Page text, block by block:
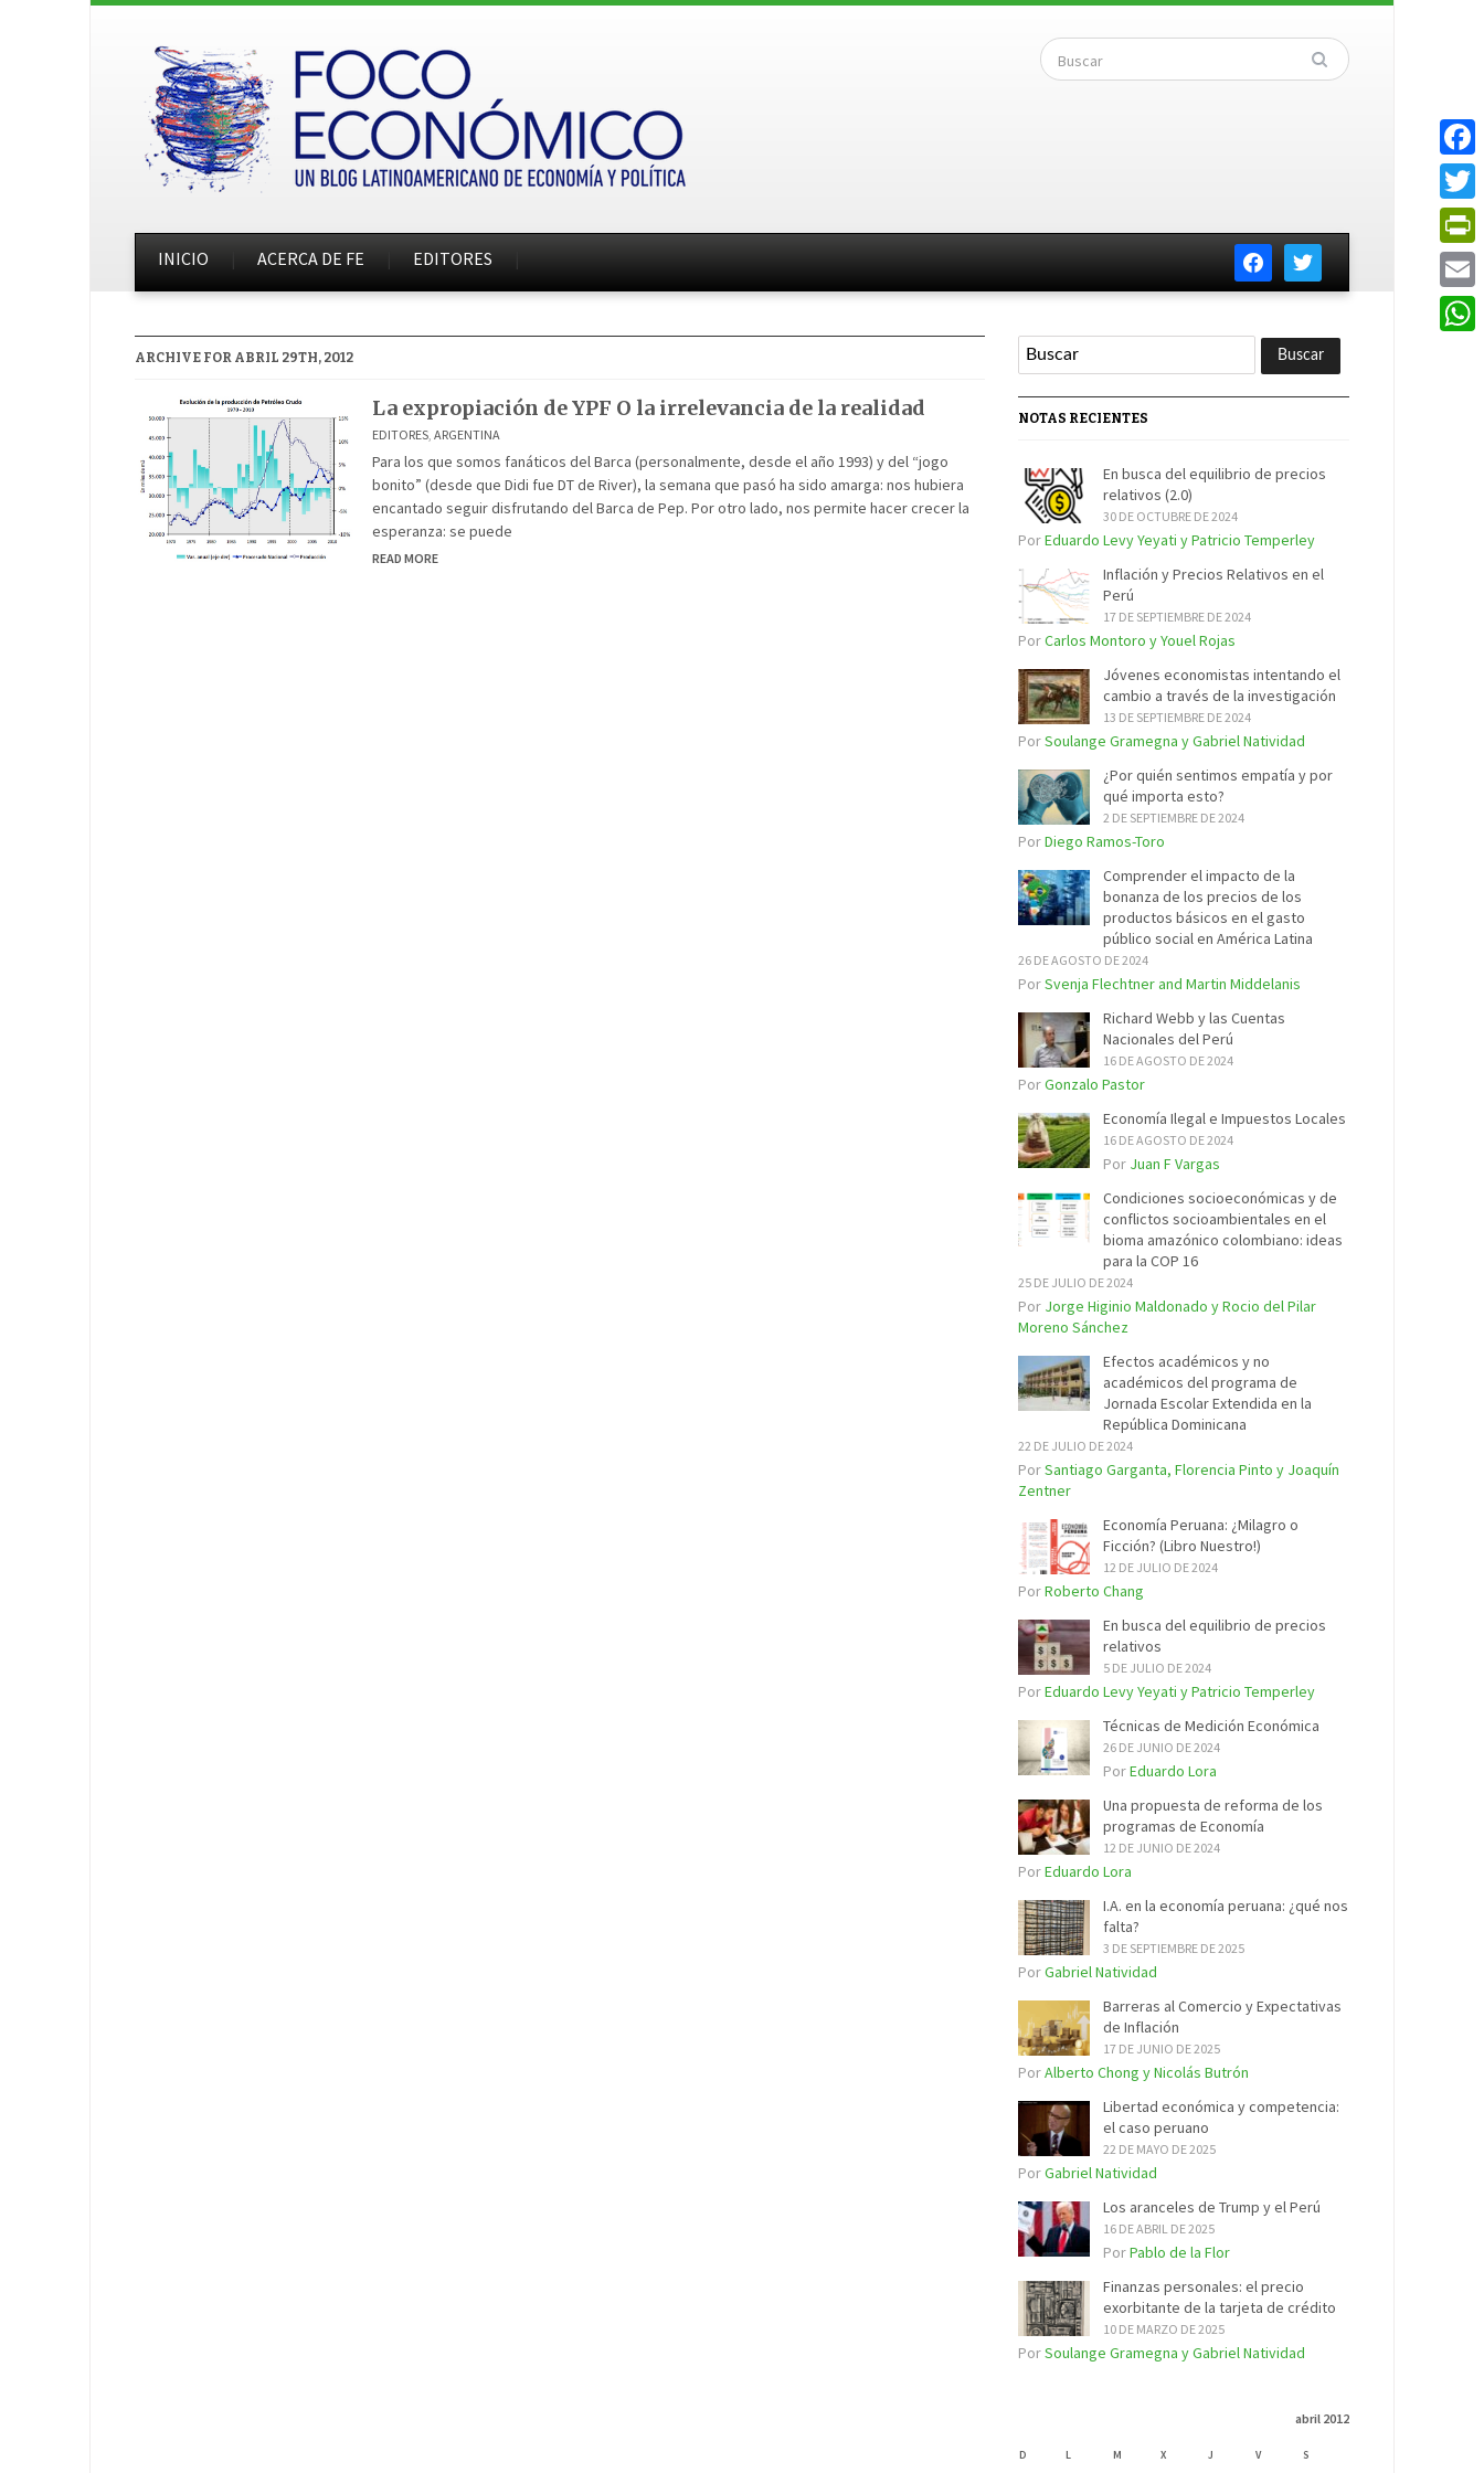
facebooktwitter
INICIO ACERCA DE FE EDITORES
ARCHIVE FOR ABRIL 29TH, 2012
La expropiación de YPF O la irrelevancia de la realidad
EDITORES, ARGENTINA
Para los que somos fanáticos del Barca (personalmente, desde el año 1993) y del “jogo
bonito” (desde que Didi fue DT de River), la semana que pasó ha sido amarga: nos hubiera
encantado seguir disfrutando del Barca de Pep. Por otro lado, nos permite hacer crecer la
esperanza: se puede
READ MORE
NOTAS RECIENTES
En busca del equilibrio de precios
relativos (2.0)
30 DE OCTUBRE DE 2024
PorEduardo Levy Yeyati y Patricio Temperley
Inflación y Precios Relativos en el
Perú
17 DE SEPTIEMBRE DE 2024
PorCarlos Montoro y Youel Rojas
Jóvenes economistas intentando el
cambio a través de la investigación
13 DE SEPTIEMBRE DE 2024
PorSoulange Gramegna y Gabriel Natividad
¿Por quién sentimos empatía y por
qué importa esto?
2 DE SEPTIEMBRE DE 2024
PorDiego Ramos-Toro
Comprender el impacto de la
bonanza de los precios de los
productos básicos en el gasto
público social en América Latina
26 DE AGOSTO DE 2024
PorSvenja Flechtner and Martin Middelanis
Richard Webb y las Cuentas
Nacionales del Perú
16 DE AGOSTO DE 2024
PorGonzalo Pastor
Economía Ilegal e Impuestos Locales
16 DE AGOSTO DE 2024
Por Juan F Vargas
Condiciones socioeconómicas y de
conflictos socioambientales en el
bioma amazónico colombiano: ideas
para la COP 16
25 DE JULIO DE 2024
Por Jorge Higinio Maldonado y Rocio del Pilar
Moreno Sánchez
Efectos académicos y no
académicos del programa de
Jornada Escolar Extendida en la
República Dominicana
22 DE JULIO DE 2024
PorSantiago Garganta, Florencia Pinto y Joaquín
Zentner
Economía Peruana: ¿Milagro o
Ficción? (Libro Nuestro!)
12 DE JULIO DE 2024
PorRoberto Chang
En busca del equilibrio de precios
relativos
5 DE JULIO DE 2024
PorEduardo Levy Yeyati y Patricio Temperley
Técnicas de Medición Económica
26 DE JUNIO DE 2024
PorEduardo Lora
Una propuesta de reforma de los
programas de Economía
12 DE JUNIO DE 2024
PorEduardo Lora
I.A. en la economía peruana: ¿qué nos
falta?
3 DE SEPTIEMBRE DE 2025
PorGabriel Natividad
Barreras al Comercio y Expectativas
de Inflación
17 DE JUNIO DE 2025
PorAlberto Chong y Nicolás Butrón
Libertad económica y competencia:
el caso peruano
22 DE MAYO DE 2025
PorGabriel Natividad
Los aranceles de Trump y el Perú
16 DE ABRIL DE 2025
PorPablo de la Flor
Finanzas personales: el precio
exorbitante de la tarjeta de crédito
10 DE MARZO DE 2025
PorSoulange Gramegna y Gabriel Natividad
abril 2012
D L M X J V S
Email